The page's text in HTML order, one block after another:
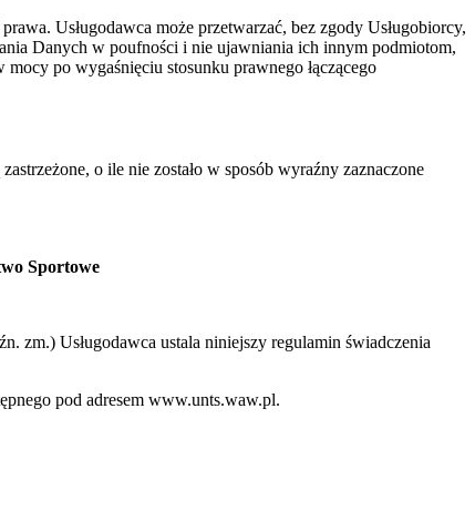
Usługodawca może przetwarzać, bez zgody Usługobiorcy,
Danych w poufności i nie ujawniania ich innym podmiotom,
po wygaśnięciu stosunku prawnego łączącego
o ile nie zostało w sposób wyraźny zaznaczone
Sportowe
zm.) Usługodawca ustala niniejszy regulamin świadczenia
pod adresem www.unts.waw.pl.